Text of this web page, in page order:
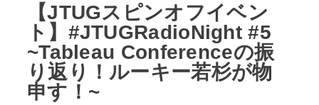
【JTUGスピンオフイベン
ト】#JTUGRadioNight #5
~Tableau Conferenceの振
り返り！ルーキー若杉が物
申す！~